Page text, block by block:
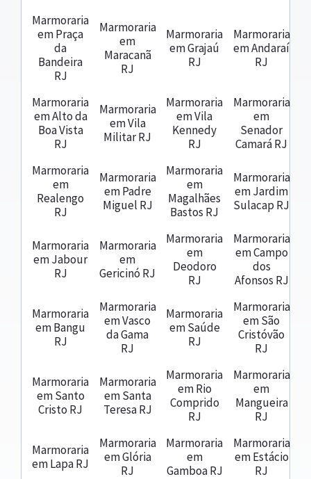
Marmoraria
em Praça
da
Bandeira
RJ
Marmoraria
em
Maracanã
RJ
Marmoraria
em Grajaú
RJ
Marmoraria
em Andaraí
RJ
Marmoraria
em Alto da
Boa Vista
RJ
Marmoraria
em Vila
Militar RJ
Marmoraria
em Vila
Kennedy
RJ
Marmoraria
em
Senador
Camará RJ
Marmoraria
em
Realengo
RJ
Marmoraria
em Padre
Miguel RJ
Marmoraria
em
Magalhães
Bastos RJ
Marmoraria
em Jardim
Sulacap RJ
Marmoraria
em Jabour
RJ
Marmoraria
em
Gericinó RJ
Marmoraria
em
Deodoro
RJ
Marmoraria
em Campo
dos
Afonsos RJ
Marmoraria
em Bangu
RJ
Marmoraria
em Vasco
da Gama
RJ
Marmoraria
em Saúde
RJ
Marmoraria
em São
Cristóvão
RJ
Marmoraria
em Santo
Cristo RJ
Marmoraria
em Santa
Teresa RJ
Marmoraria
em Rio
Comprido
RJ
Marmoraria
em
Mangueira
RJ
Marmoraria
em Lapa RJ
Marmoraria
em Glória
RJ
Marmoraria
em
Gamboa RJ
Marmoraria
em Estácio
RJ